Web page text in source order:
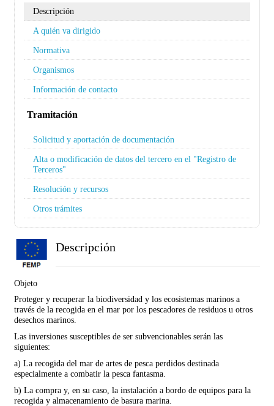
Descripción
A quién va dirigido
Normativa
Organismos
Información de contacto
Tramitación
Solicitud y aportación de documentación
Alta o modificación de datos del tercero en el "Registro de
Terceros"
Resolución y recursos
Otros trámites
Descripción
Objeto
Proteger y recuperar la biodiversidad y los ecosistemas marinos a
través de la recogida en el mar por los pescadores de residuos u otros
desechos marinos.
Las inversiones susceptibles de ser subvencionables serán las
siguientes:
a) La recogida del mar de artes de pesca perdidos destinada
especialmente a combatir la pesca fantasma.
b) La compra y, en su caso, la instalación a bordo de equipos para la
recogida y almacenamiento de basura marina.